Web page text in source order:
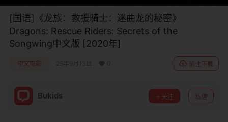
[国语]《龙族：救援骑士：迷曲龙的秘密》
Dragons: Rescue Riders: Secrets of the
Songwing中文版 [2020年]
中文电影 25年9月13日 前往下载
Bukids 关注 私信